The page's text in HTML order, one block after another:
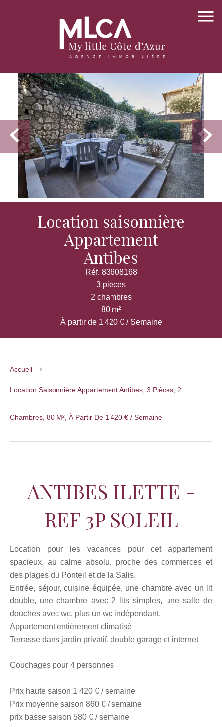
Location saisonnière
Appartement
Antibes
Réf. 83608168
3 pièces
2 chambres
80 m²
À partir de 1 420 € / Semaine
Accueil
Location Saisonnière Appartement Antibes, 3 Pièces, 2
Chambres, 80 M², À Partir De 1 420 € / Semaine
ANTIBES ILETTE -
REF 3P SOLEIL
Location pour les vacances pour cet appartement
spacieux, au calme absolu, proche des commerces et
des plages du Ponteil et de la Salis.
Entrée, séjour, cuisine équipée, une chambre avec un lit
double, une chambre avec 2 lits simples, une salle de
douches avec wc, plus un wc indépendant.
Appartement entièrement climatisé
Terrasse dans jardin privatif, double garage et internet
Couchages pour 4 personnes
Prix haute saison 1 420 € / semaine
Prix moyenne saison 860 € / semaine
prix basse saison 580 € / semaine